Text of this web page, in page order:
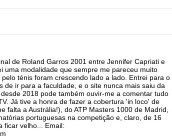
de Roland Garros 2001 entre Jennifer Capriati e
uma modalidade que sempre me pareceu muito
ténis foram crescendo lado a lado. Entrei para o
de ir para a faculdade, e o site nunca mais saiu da
2018 pode também ouvir-me a comentar tudo
Já tive a honra de fazer a cobertura 'in loco' de
falta a Austrália!), do ATP Masters 1000 de Madrid,
portuguesas na competição e, claro, de 16
ficar velho... Email: